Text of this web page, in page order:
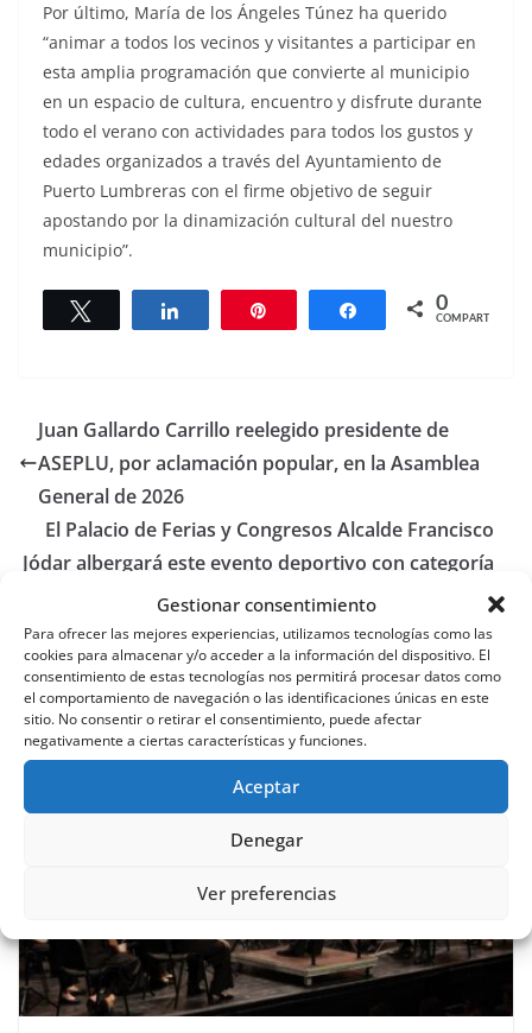
Gestionar consentimiento
Para ofrecer las mejores experiencias, utilizamos tecnologías como las
cookies para almacenar y/o acceder a la información del dispositivo. El
consentimiento de estas tecnologías nos permitirá procesar datos como
el comportamiento de navegación o las identificaciones únicas en este
sitio. No consentir o retirar el consentimiento, puede afectar
negativamente a ciertas características y funciones.
Aceptar
Denegar
Ver preferencias
Por último, María de los Ángeles Túnez ha querido
“animar a todos los vecinos y visitantes a participar en
esta amplia programación que convierte al municipio
en un espacio de cultura, encuentro y disfrute durante
todo el verano con actividades para todos los gustos y
edades organizados a través del Ayuntamiento de
Puerto Lumbreras con el firme objetivo de seguir
apostando por la dinamización cultural del nuestro
municipio”.
Twittear Compartir Compartir
0
COMPARTIR
Juan Gallardo Carrillo reelegido presidente de
ASEPLU, por aclamación popular, en la Asamblea
General de 2026
El Palacio de Ferias y Congresos Alcalde Francisco
Jódar albergará este evento deportivo con categoría
masculina y femenina individual y de dupletas, así
como dupletas mixtas
También te puede gustar